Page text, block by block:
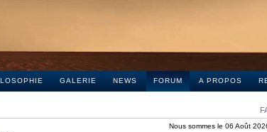
GALERIE NEWS FORUM A PROPOS
Nous sommes le 06 Août